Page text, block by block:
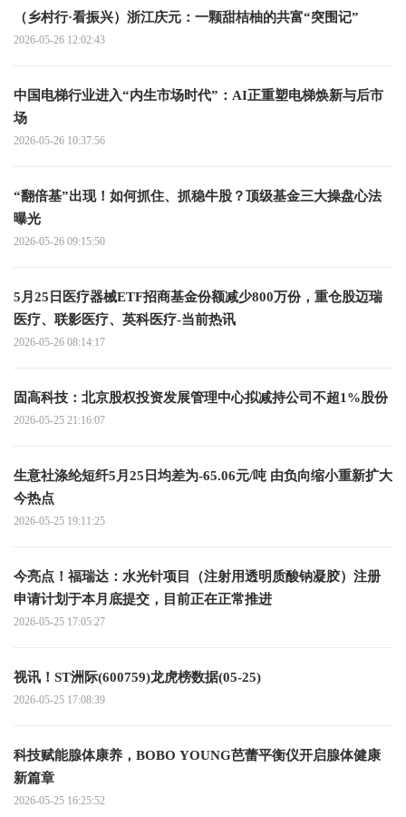
（乡村行·看振兴）浙江庆元：一颗甜桔柚的共富“突围记”
2026-05-26 12:02:43
中国电梯行业进入“内生市场时代”：AI正重塑电梯焕新与后市
场
2026-05-26 10:37:56
“翻倍基”出现！如何抓住、抓稳牛股？顶级基金三大操盘心法
曝光
2026-05-26 09:15:50
5月25日医疗器械ETF招商基金份额减少800万份，重仓股迈瑞
医疗、联影医疗、英科医疗-当前热讯
2026-05-26 08:14:17
固高科技：北京股权投资发展管理中心拟减持公司不超1%股份
2026-05-25 21:16:07
生意社涤纶短纤5月25日均差为-65.06元/吨 由负向缩小重新扩大
今热点
2026-05-25 19:11:25
今亮点！福瑞达：水光针项目（注射用透明质酸钠凝胶）注册
申请计划于本月底提交，目前正在正常推进
2026-05-25 17:05:27
视讯！ST洲际(600759)龙虎榜数据(05-25)
2026-05-25 17:08:39
科技赋能腺体康养，BOBO YOUNG芭蕾平衡仪开启腺体健康
新篇章
2026-05-25 16:25:52